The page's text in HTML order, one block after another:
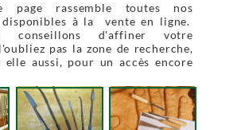
page rassemble toutes nos
disponibles à la vente en ligne.
conseillons d'affiner votre
pas la zone de recherche,
elle aussi, pour un accès encore